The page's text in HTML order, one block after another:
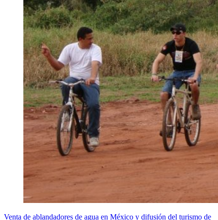
Venta de ablandadores de agua en México y difusión del turismo de